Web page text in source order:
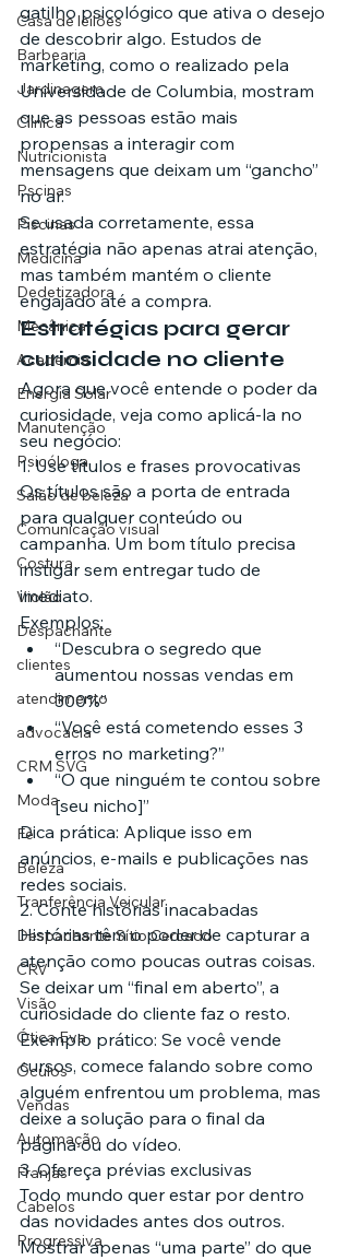
Casa de leilões
Barbearia
Jardinagem
Clínica
Nutricionista
Pscinas
Piscinas
Medicina
Dedetizadora
Mecânica
Academia
Energia Solar
Manutenção
Psicóloga
Salão de beleza
Comunicação visual
Costura
Violão
Despachante
clientes
atendimento
advocacia
CRM SVG
Moda
Fé
Beleza
Tranferência Veicular
Despachante Sítio Cercado
CRV
Visão
Ótica Eva
Óculos
Vendas
Automação
Franjas
Cabelos
Progressiva
gatilho psicológico que ativa o desejo
de descobrir algo. Estudos de
marketing, como o realizado pela
Universidade de Columbia, mostram
que as pessoas estão mais
propensas a interagir com
mensagens que deixam um “gancho”
no ar.
Se usada corretamente, essa
estratégia não apenas atrai atenção,
mas também mantém o cliente
engajado até a compra.
Estratégias para gerar
curiosidade no cliente
Agora que você entende o poder da
curiosidade, veja como aplicá-la no
seu negócio:
1. Use títulos e frases provocativas
Os títulos são a porta de entrada
para qualquer conteúdo ou
campanha. Um bom título precisa
instigar sem entregar tudo de
imediato.
Exemplos:
“Descubra o segredo que
aumentou nossas vendas em
300%”
“Você está cometendo esses 3
erros no marketing?”
“O que ninguém te contou sobre
[seu nicho]”
Dica prática: Aplique isso em
anúncios, e-mails e publicações nas
redes sociais.
2. Conte histórias inacabadas
Histórias têm o poder de capturar a
atenção como poucas outras coisas.
Se deixar um “final em aberto”, a
curiosidade do cliente faz o resto.
Exemplo prático: Se você vende
cursos, comece falando sobre como
alguém enfrentou um problema, mas
deixe a solução para o final da
página ou do vídeo.
3. Ofereça prévias exclusivas
Todo mundo quer estar por dentro
das novidades antes dos outros.
Mostrar apenas “uma parte” do que